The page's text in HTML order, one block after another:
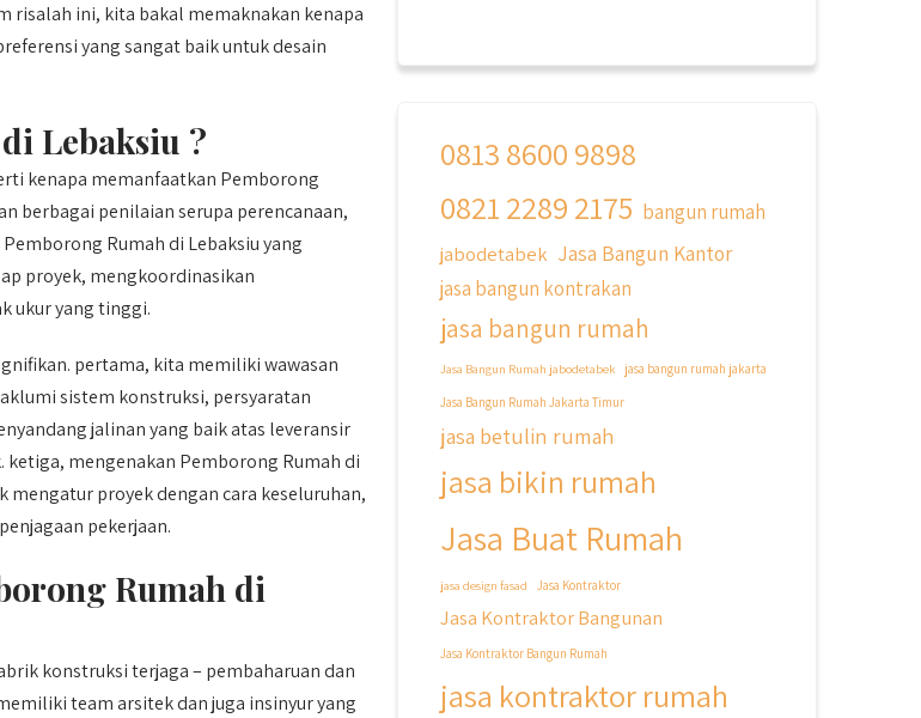
risalah ini, kita bakal memaknakan kenapa
yang sangat baik untuk desain
Lebaksiu ?
kenapa memanfaatkan Pemborong
berbagai penilaian serupa perencanaan,
Rumah di Lebaksiu yang
proyek, mengkoordinasikan
ukur yang tinggi.
pertama, kita memiliki wawasan
sistem konstruksi, persyaratan
jalinan yang baik atas leveransir
mengenakan Pemborong Rumah di
mengatur proyek dengan cara keseluruhan,
pekerjaan.
Rumah di
konstruksi terjaga – pembaharuan dan
team arsitek dan juga insinyur yang
0813 8600 9898
0821 2289 2175 bangun rumah
jabodetabek Jasa Bangun Kantor
jasa bangun kontrakan
jasa bangun rumah
Jasa Bangun Rumah jabodetabek
jasa bangun rumah jakarta
Jasa Bangun Rumah Jakarta Timur
jasa betulin rumah
jasa bikin rumah
Jasa Buat Rumah
jasa design fasad Jasa Kontraktor
Jasa Kontraktor Bangunan
Jasa Kontraktor Bangun Rumah
jasa kontraktor rumah